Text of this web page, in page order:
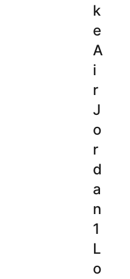
k
e
A
i
r
J
o
r
d
a
n
1
L
o